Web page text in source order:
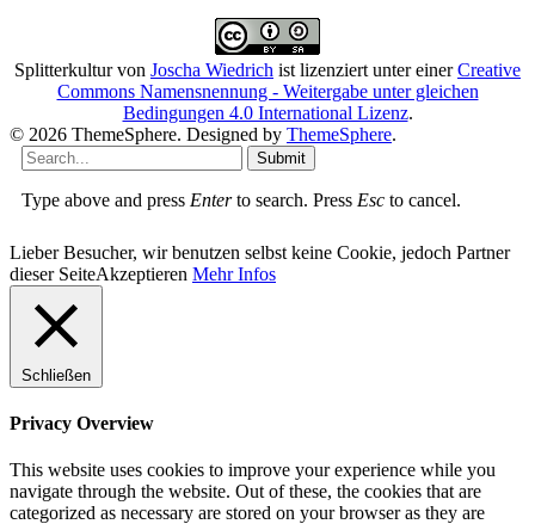
Splitterkulturvon Joscha Wiedrich ist lizenziert unter einerCreative
Commons Namensnennung - Weitergabe unter gleichen
Bedingungen 4.0 International Lizenz.
© 2026 ThemeSphere. Designed by ThemeSphere.
Submit
Type above and press Enterto search. Press Esc to cancel.
Lieber Besucher, wir benutzen selbst keine Cookie, jedoch Partner
dieser SeiteAkzeptieren Mehr Infos
Schließen
Privacy Overview
This website uses cookies to improve your experience while you
navigate through the website. Out of these, the cookies that are
categorized as necessary are stored on your browser as they are